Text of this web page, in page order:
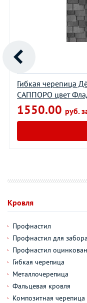
Гибкая черепица
САППОРО цвет
1550.00 руб.
Кровля
Профнастил
Профнастил для забора
Профнастил
Гибкая черепица
Металлочерепица
Фальцевая кровля
Композитная черепица